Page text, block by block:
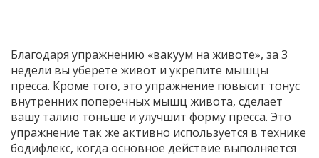
Благодаря упражнению «вакуум на животе», за 3
недели вы уберете живот и укрепите мышцы
пресса. Кроме того, это упражнение повысит тонус
внутренних поперечных мышц живота, сделает
вашу талию тоньше и улучшит форму пресса. Это
упражнение так же активно используется в технике
бодифлекс, когда основное действие выполняется